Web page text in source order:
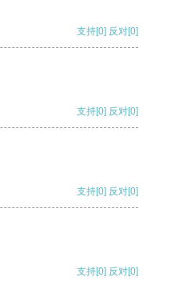
支持[0] 反对[0]
支持[0] 反对[0]
支持[0] 反对[0]
支持[0] 反对[0]